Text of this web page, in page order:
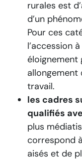
rurales est
d’un
Pour ces
l’accession
éloignement
travail.
les cadres
qualifiés
plus
correspond
aisés et de